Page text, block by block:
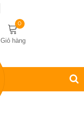
0
Giỏ hàng